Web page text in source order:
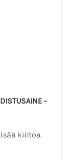
-
kiiltoa.